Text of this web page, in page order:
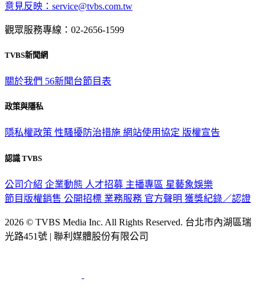
意見反映：service@tvbs.com.tw
觀眾服務專線：02-2656-1599
TVBS新聞網
關於我們 56新聞台節目表
政策與隱私
隱私權政策 性騷擾防治措施 網站使用協定 版權宣告
認識 TVBS
公司介紹 企業動態 人才招募 主播專區 星藝象娛樂
節目版權銷售 公開招標 業務服務 官方聲明 獲獎紀錄／認證
2026 © TVBS Media Inc. All Rights Reserved. 台北市內湖區瑞
光路451號 | 聯利媒體股份有限公司